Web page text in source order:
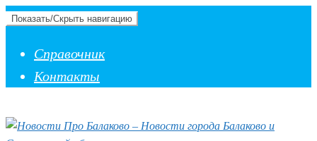
Показать/Скрыть навигацию
Справочник
Контакты